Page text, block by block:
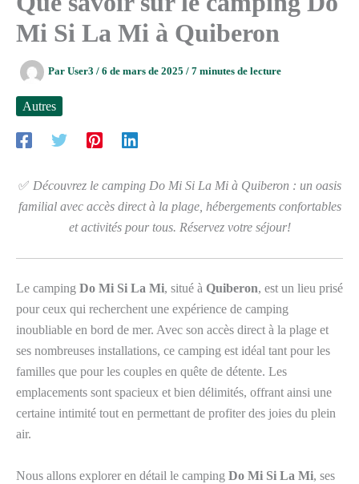
Mi Si La Mi à Quiberon
Par User3 / 6 de mars de 2025 / 7 minutes de lecture
Autres
✅ Découvrez le camping Do Mi Si La Mi à Quiberon : un oasis
familial avec accès direct à la plage, hébergements confortables
et activités pour tous. Réservez votre séjour!
Le camping Do Mi Si La Mi, situé à Quiberon, est un lieu prisé
pour ceux qui recherchent une expérience de camping
inoubliable en bord de mer. Avec son accès direct à la plage et
ses nombreuses installations, ce camping est idéal tant pour les
familles que pour les couples en quête de détente. Les
emplacements sont spacieux et bien délimités, offrant ainsi une
certaine intimité tout en permettant de profiter des joies du plein
air.
Nous allons explorer en détail le camping Do Mi Si La Mi, ses